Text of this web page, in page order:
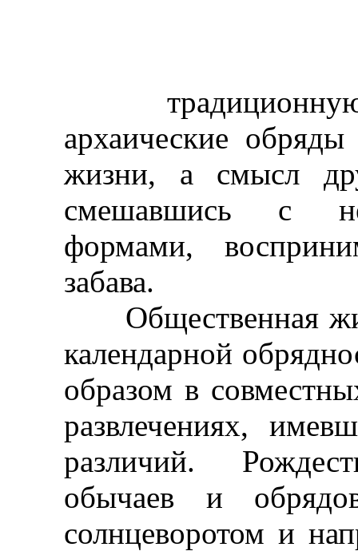
традиционную
архаические
жизни, а смысл
смешавшись с
формами,
забава.
Общественная
календарной
образом в
развлечениях,
различий.
обычаев и
солнцеворотом и